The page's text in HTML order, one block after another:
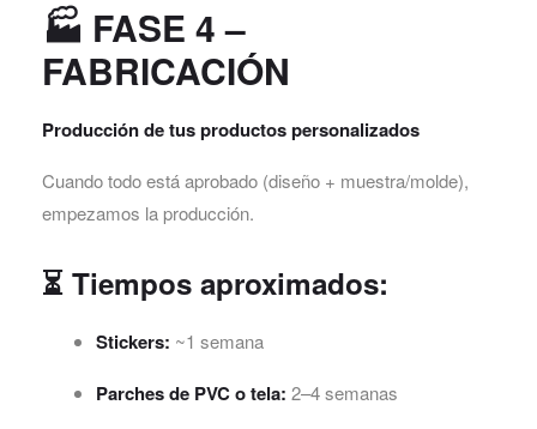
🏭 FASE 4 –
FABRICACIÓN
Producción de tus productos personalizados
Cuando todo está aprobado (diseño + muestra/molde),
empezamos la producción.
⏳ Tiempos aproximados:
Stickers: ~1 semana
Parches de PVC o tela: 2–4 semanas